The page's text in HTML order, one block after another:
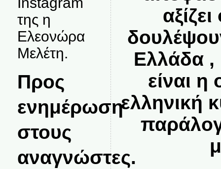
της η
Ελεονώρα
Μελέτη.
Προς
ενημέρωση
στους
αναγνώστες.
Ελλάδα ,
είναι
ελληνική